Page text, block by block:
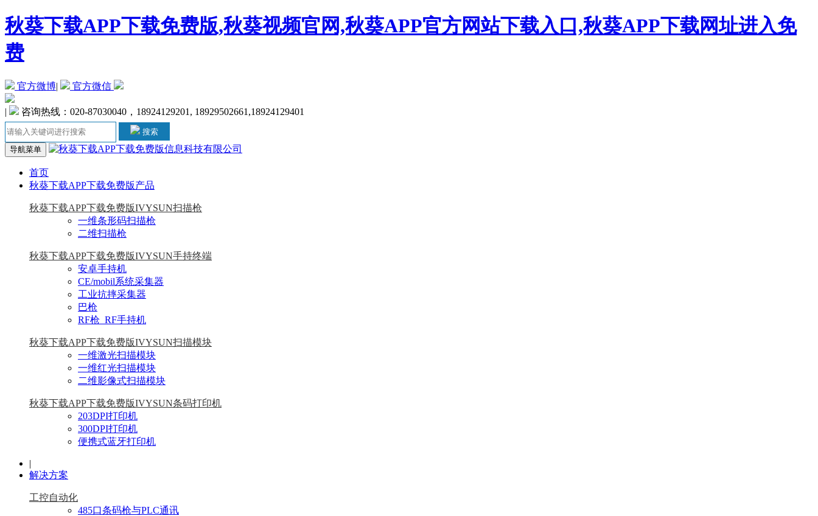
秋葵下载APP下载免费版,秋葵视频官网,秋葵APP官方网站下载入口,秋葵APP下载网址进入免
费
官方微博| 官方微信
| 咨询热线：020-87030040，18924129201, 18929502661,18924129401
搜索
导航菜单
首页
秋葵下载APP下载免费版产品
秋葵下载APP下载免费版IVYSUN扫描枪
一维条形码扫描枪
二维扫描枪
秋葵下载APP下载免费版IVYSUN手持终端
安卓手持机
CE/mobil系统采集器
工业抗摔采集器
巴枪
RF枪_RF手持机
秋葵下载APP下载免费版IVYSUN扫描模块
一维激光扫描模块
一维红光扫描模块
二维影像式扫描模块
秋葵下载APP下载免费版IVYSUN条码打印机
203DPI打印机
300DPI打印机
便携式蓝牙打印机
|
解决方案
工控自动化
485口条码枪与PLC通讯